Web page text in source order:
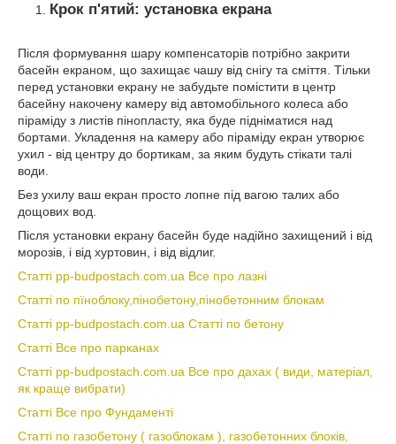
Крок п'ятий: установка екрана
Після формування шару компенсаторів потрібно закрити
басейн екраном, що захищає чашу від снігу та сміття. Тільки
перед установки екрану не забудьте помістити в центр
басейну накочену камеру від автомобільного колеса або
піраміду з листів пінопласту, яка буде підніматися над
бортами. Укладення на камеру або піраміду екран утворює
ухил - від центру до бортикам, за яким будуть стікати талі
води.
Без ухилу ваш екран просто лопне під вагою талих або
дощових вод.
Після установки екрану басейн буде надійно захищений і від
морозів, і від хуртовин, і від відлиг.
Статті pp-budpostach.com.ua Все про лазні
Статті по пїноблоку,пінобетону,пінобетонним блокам
Статті pp-budpostach.com.ua Статті по бетону
Статті Все про парканах
Статті pp-budpostach.com.ua Все про дахах ( види, матеріал,
як краще вибрати)
Статті Все про Фундаменті
Статті по газобетону ( газоблокам ), газобетонних блоків,